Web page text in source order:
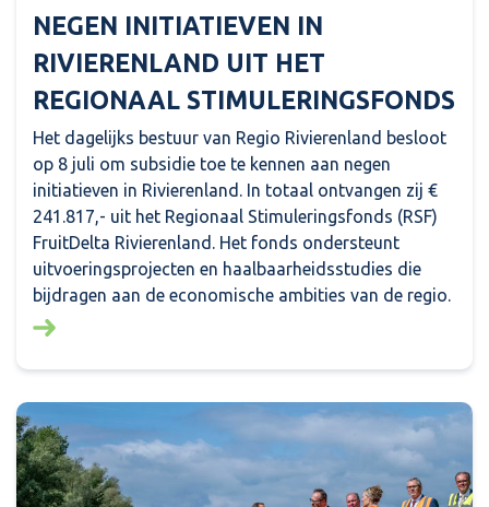
NEGEN INITIATIEVEN IN
RIVIERENLAND UIT HET
REGIONAAL STIMULERINGSFONDS
Het dagelijks bestuur van Regio Rivierenland besloot
op 8 juli om subsidie toe te kennen aan negen
initiatieven in Rivierenland. In totaal ontvangen zij €
241.817,- uit het Regionaal Stimuleringsfonds (RSF)
FruitDelta Rivierenland. Het fonds ondersteunt
uitvoeringsprojecten en haalbaarheidsstudies die
bijdragen aan de economische ambities van de regio.
Lees meer over: Financiële bijdrage voor negen